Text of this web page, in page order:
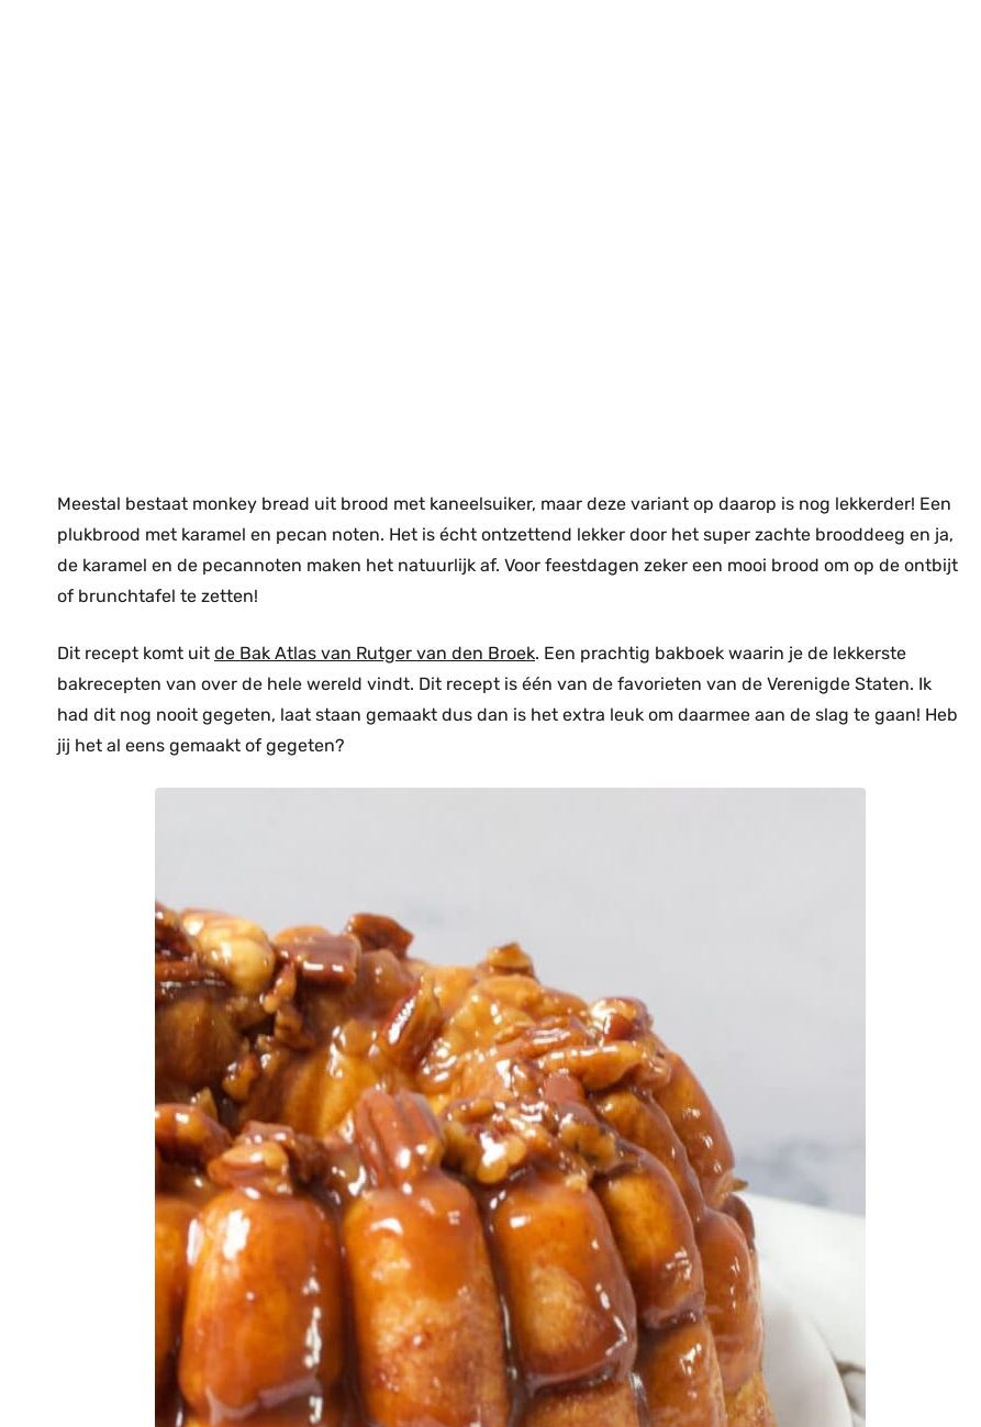
Meestal bestaat monkey bread uit brood met kaneelsuiker, maar deze variant op daarop is nog lekkerder! Een
plukbrood met karamel en pecan noten. Het is écht ontzettend lekker door het super zachte brooddeeg en ja,
de karamel en de pecannoten maken het natuurlijk af. Voor feestdagen zeker een mooi brood om op de ontbijt
of brunchtafel te zetten!
Dit recept komt uit de Bak Atlas van Rutger van den Broek. Een prachtig bakboek waarin je de lekkerste
bakrecepten van over de hele wereld vindt. Dit recept is één van de favorieten van de Verenigde Staten. Ik
had dit nog nooit gegeten, laat staan gemaakt dus dan is het extra leuk om daarmee aan de slag te gaan! Heb
jij het al eens gemaakt of gegeten?